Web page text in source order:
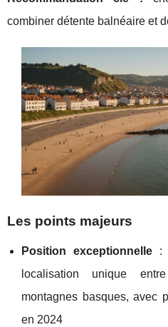
combiner détente balnéaire et
Les points majeurs
Position exceptionnelle:
localisation unique
montagnes basques, avec
en 2024